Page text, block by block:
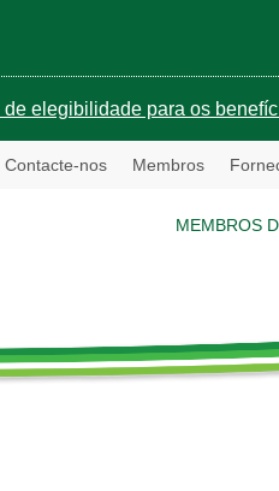
elegibilidade para os
Contacte-nos Membros
MEMBROS